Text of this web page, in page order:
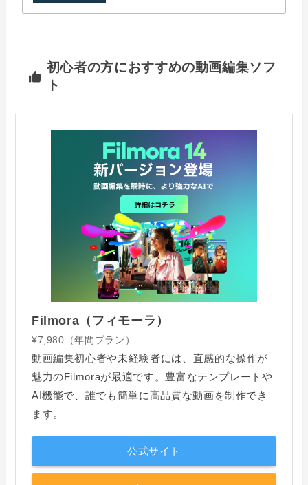
初心者の方におすすめの動画編集ソフ
ト
Filmora（フィモーラ）
¥7,980（年間プラン）
動画編集初心者や未経験者には、直感的な操作が
魅力のFilmoraが最適です。豊富なテンプレートや
AI機能で、誰でも簡単に高品質な動画を制作でき
ます。
公式サイト